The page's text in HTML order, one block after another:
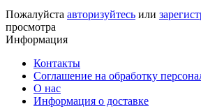
Пожалуйста авторизуйтесь или
просмотра
Информация
Контакты
Соглашение на обработку
О нас
Информация о доставке